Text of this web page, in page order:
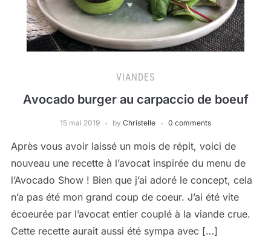
VIANDES
Avocado burger au carpaccio de boeuf
15 mai 2019 by Christelle 0 comments
Après vous avoir laissé un mois de répit, voici de
nouveau une recette à l’avocat inspirée du menu de
l’Avocado Show ! Bien que j’ai adoré le concept, cela
n’a pas été mon grand coup de coeur. J’ai été vite
écoeurée par l’avocat entier couplé à la viande crue.
Cette recette aurait aussi été sympa avec […]